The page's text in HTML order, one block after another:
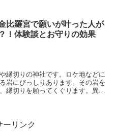
比羅宮で願いが叶った人が
！体験談とお守りの効果
縁切りの神社です。ロケ地などに
岩にびっしりあります。その岩を
縁切りを願ってくぐります。異世
ーリンク